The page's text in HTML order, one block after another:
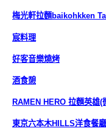
梅光軒拉麵baikohkken
宸料理
好客音樂燒烤
酒食憩
RAMEN HERO 拉麵英雄(
東京六本木HILLS洋食餐